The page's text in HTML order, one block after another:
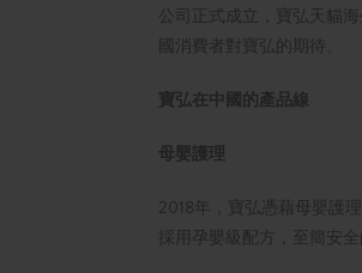
公司正式成立，寶弘天貓
國消費者對寶弘的期待。
寶弘在中國的產品線
母嬰護理
2018年，寶弘憑藉母嬰護
採用孕嬰級配方，至簡安